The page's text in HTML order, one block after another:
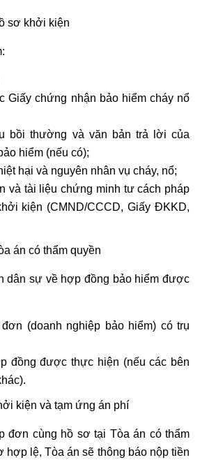
sơ khởi kiện
Giấy chứng nhận bảo hiểm cháy nổ
bồi thường và văn bản trả lời của
hiểm (nếu có);
hại và nguyên nhân vụ cháy, nổ;
và tài liệu chứng minh tư cách pháp
kiện (CMND/CCCD, Giấy ĐKKD,
án có thẩm quyền
dân sự về hợp đồng bảo hiểm được
(doanh nghiệp bảo hiểm) có trụ
đồng được thực hiện (nếu các bên
kiện và tạm ứng án phí
đơn cùng hồ sơ tại Tòa án có thẩm
hợp lệ, Tòa án sẽ thông báo nộp tiền